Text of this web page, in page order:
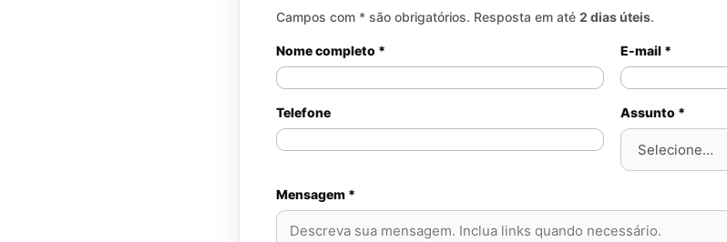
Campos com * são obrigatórios. Resposta em até 2 dias úteis.
Nome completo * E-mail *
Telefone Assunto *
Mensagem *